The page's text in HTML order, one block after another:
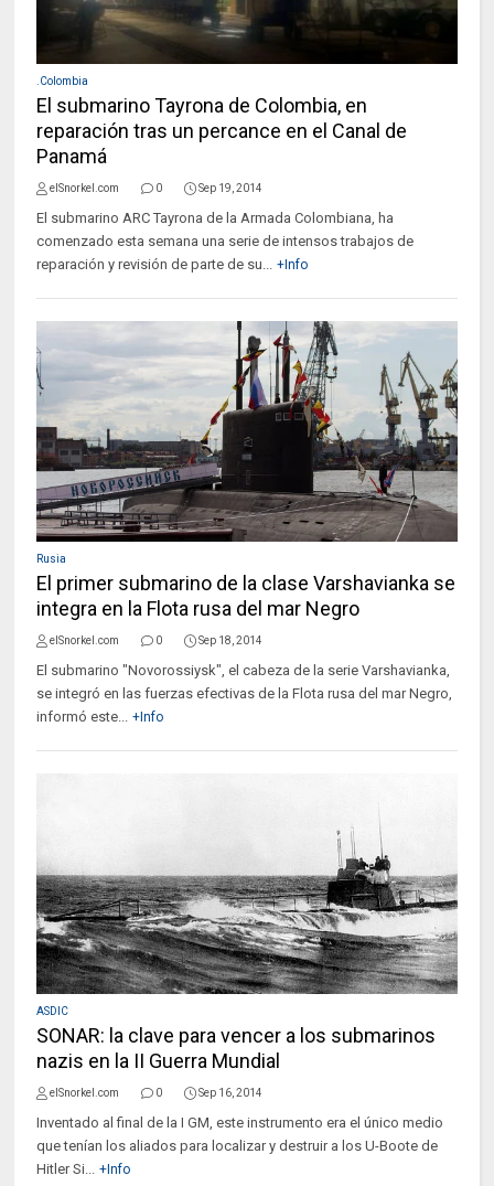
.Colombia
El submarino Tayrona de Colombia, en
reparación tras un percance en el Canal de
Panamá
elSnorkel.com 0 Sep 19, 2014
El submarino ARC Tayrona de la Armada Colombiana, ha
comenzado esta semana una serie de intensos trabajos de
reparación y revisión de parte de su... +Info
Rusia
El primer submarino de la clase Varshavianka se
integra en la Flota rusa del mar Negro
elSnorkel.com 0 Sep 18, 2014
El submarino "Novorossiysk", el cabeza de la serie Varshavianka,
se integró en las fuerzas efectivas de la Flota rusa del mar Negro,
informó este... +Info
ASDIC
SONAR: la clave para vencer a los submarinos
nazis en la II Guerra Mundial
elSnorkel.com 0 Sep 16, 2014
Inventado al final de la I GM, este instrumento era el único medio
que tenían los aliados para localizar y destruir a los U-Boote de
Hitler Si... +Info